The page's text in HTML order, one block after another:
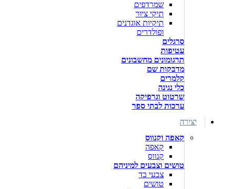
שמרדפים
תיקי ציור
תיקיות אוגדנים
ופולדרים
סרגלים
עטיפות
תרגומונים מחשבונים
מדבקות שם
קלמרים
כלי נגינה
שרטוט וגרפיקה
ערכות לבתי ספר
יצירה
קאפה וקנווס
קאפה
קנווס
טושים וצבעים למיניהם
צבעי בד
טושים